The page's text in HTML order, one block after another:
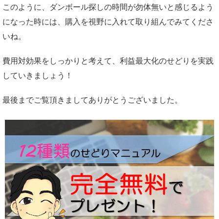
このように、ダンボール探しの時間が勿体無いと感じるよう
になった時には、購入を視野に入れて取り組んでみてくださ
いね。
費用対効果をしっかりと考えて、利益最大化のせどりを実践
していきましょう！
最後までご覧頂きましてありがとうございました。